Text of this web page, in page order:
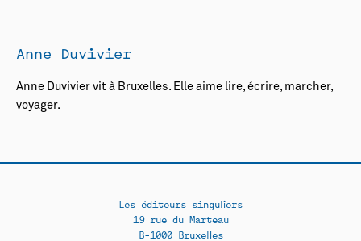
Anne Duvivier
Anne Duvivier vit à Bruxelles. Elle aime lire, écrire, marcher,
voyager.
Les éditeurs singuliers
19 rue du Marteau
B-1000 Bruxelles